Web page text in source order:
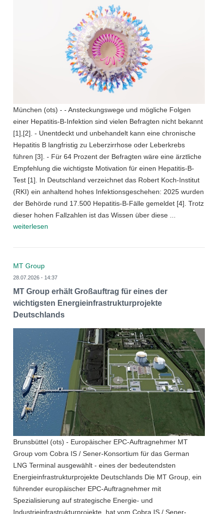
München (ots) - - Ansteckungswege und mögliche Folgen
einer Hepatitis-B-Infektion sind vielen Befragten nicht bekannt
[1],[2]. - Unentdeckt und unbehandelt kann eine chronische
Hepatitis B langfristig zu Leberzirrhose oder Leberkrebs
führen [3]. - Für 64 Prozent der Befragten wäre eine ärztliche
Empfehlung die wichtigste Motivation für einen Hepatitis-B-
Test [1]. In Deutschland verzeichnet das Robert Koch-Institut
(RKI) ein anhaltend hohes Infektionsgeschehen: 2025 wurden
der Behörde rund 17.500 Hepatitis-B-Fälle gemeldet [4]. Trotz
dieser hohen Fallzahlen ist das Wissen über diese ...
weiterlesen
MT Group
28.07.2026 - 14:37
MT Group erhält Großauftrag für eines der
wichtigsten Energieinfrastrukturprojekte
Deutschlands
Brunsbüttel (ots) - Europäischer EPC-Auftragnehmer MT
Group vom Cobra IS / Sener-Konsortium für das German
LNG Terminal ausgewählt - eines der bedeutendsten
Energieinfrastrukturprojekte Deutschlands Die MT Group, ein
führender europäischer EPC-Auftragnehmer mit
Spezialisierung auf strategische Energie- und
Industrieinfrastrukturprojekte, hat vom Cobra IS / Sener-